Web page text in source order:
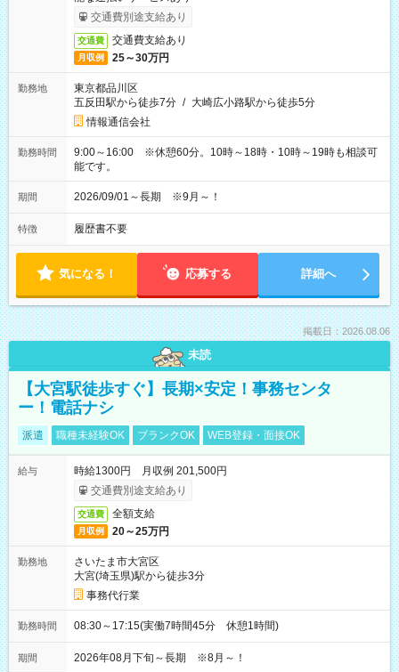
交通費別途支給あり
交通費 交通費支給あり
月収例 25～30万円
勤務地
東京都品川区
五反田駅から徒歩7分 / 大崎広小路駅から徒歩5分
情報通信会社
勤務時間
9:00～16:00 ※休憩60分。10時～18時・10時～19時も相談可
能です。
期間 2026/09/01～長期 ※9月～！
特徴 履歴書不要
気になる！ 応募する 詳細へ
掲載日：2026.08.06
未読
【大宮駅徒歩すぐ】長期×安定！事務センタ
ー！電話ナシ
派遣 職種未経験OK ブランクOK WEB登録・面接OK
給与
時給1300円 月収例 201,500円
交通費別途支給あり
交通費 全額支給
月収例 20～25万円
勤務地
さいたま市大宮区
大宮(埼玉県)駅から徒歩3分
事務代行業
勤務時間 08:30～17:15(実働7時間45分 休憩1時間)
期間 2026年08月下旬～長期 ※8月～！